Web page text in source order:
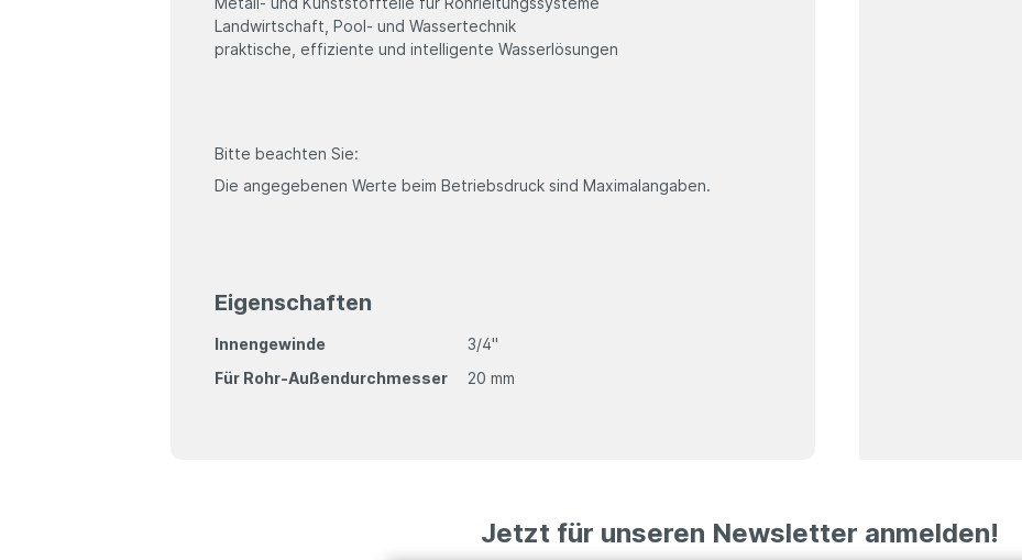
Landwirtschaft, Pool- und Wassertechnik
praktische, effiziente und intelligente Wasserlösungen
Bitte beachten Sie:
Die angegebenen Werte beim Betriebsdruck sind Maximalangaben.
Eigenschaften
Innengewinde
3/4"
Für Rohr-Außendurchmesser
20 mm
Jetzt für unseren Newsletter anmelden!